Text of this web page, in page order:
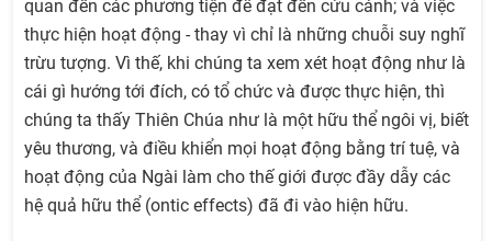
quan đến các phương tiện để đạt đến cứu cánh; và việc
thực hiện hoạt động - thay vì chỉ là những chuỗi suy nghĩ
trừu tượng. Vì thế, khi chúng ta xem xét hoạt động như là
cái gì hướng tới đích, có tổ chức và được thực hiện, thì
chúng ta thấy Thiên Chúa như là một hữu thể ngôi vị, biết
yêu thương, và điều khiển mọi hoạt động bằng trí tuệ, và
hoạt động của Ngài làm cho thế giới được đầy dẫy các
hệ quả hữu thể (ontic effects) đã đi vào hiện hữu.